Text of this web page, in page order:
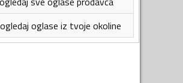
oglase iz tvoje okoline